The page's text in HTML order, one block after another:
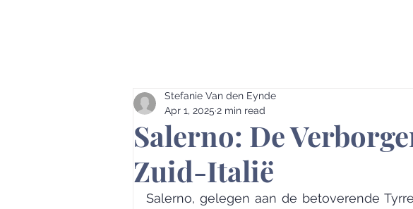
Salerno: De
Zuid-Italië
Stefanie Van den Eynde
Apr 1, 2025 2 min read
Salerno, gelegen aan de betoverende